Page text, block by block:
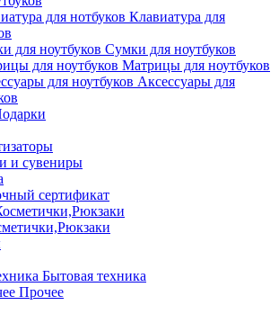
Клавиатура для
Сумки для ноутбуков
Матрицы для ноутбуков
Аксессуары для
и сувениры
сертификат
Бытовая техника
Прочее